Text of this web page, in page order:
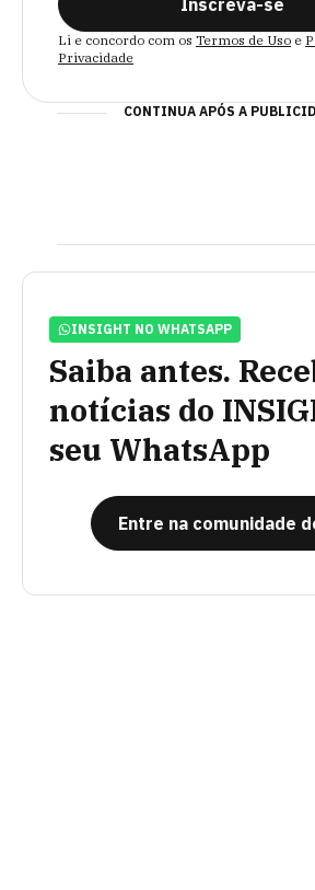
Inscreva-se
Li e concordo com os Termos de Uso e
Privacidade
CONTINUA APÓS A
INSIGHT NO WHATSAPP
Saiba antes.
notícias do
seu WhatsApp
Entre na comunidade